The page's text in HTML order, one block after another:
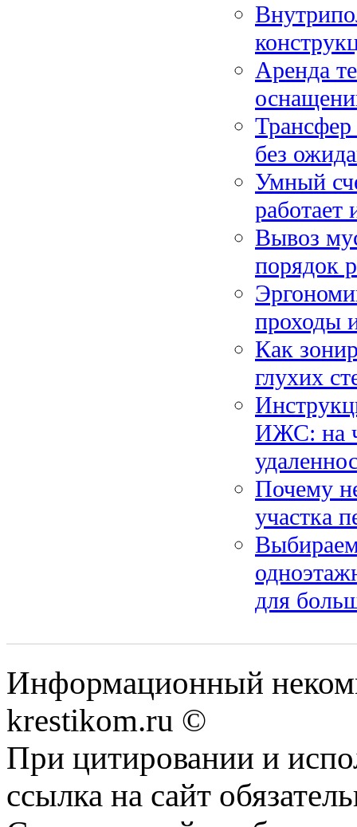
Аренда
без
Умный
работает
Вывоз
порядок
проходы
Как
глухих
ИЖС: на
Почему
участка
для
Информационный
krestikom.ru ©
При цитировании и
ссылка на сайт